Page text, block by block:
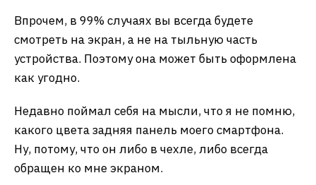
Впрочем, в 99% случаях вы всегда будете
смотреть на экран, а не на тыльную часть
устройства. Поэтому она может быть оформлена
как угодно.
Недавно поймал себя на мысли, что я не помню,
какого цвета задняя панель моего смартфона.
Ну, потому, что он либо в чехле, либо всегда
обращен ко мне экраном.